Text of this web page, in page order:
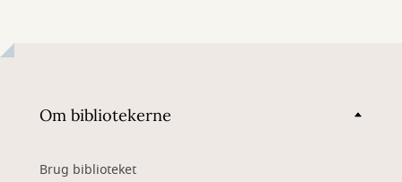
Om bibliotekerne
Brug biblioteket